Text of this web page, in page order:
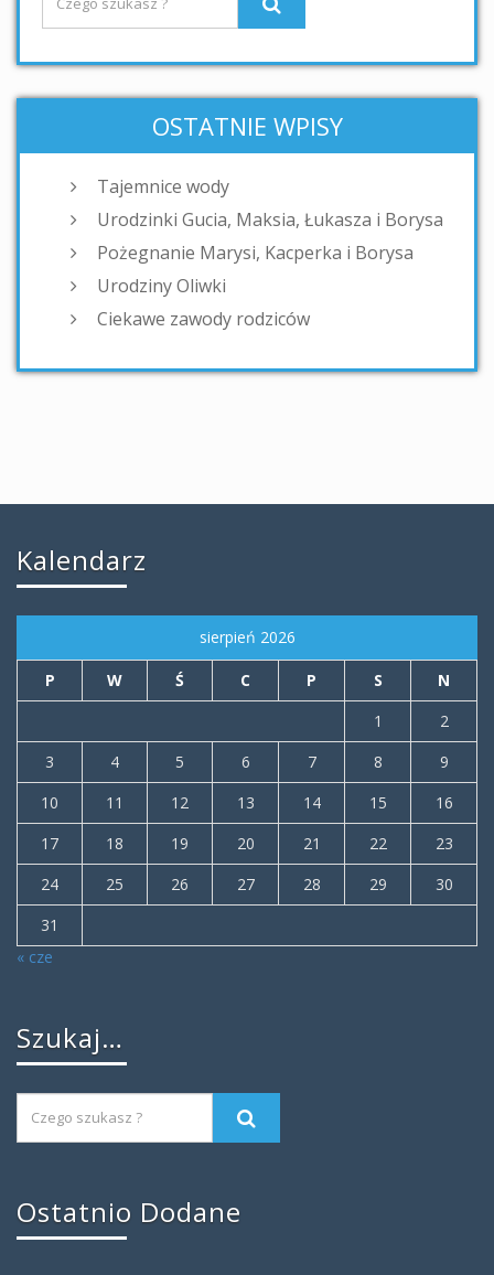
OSTATNIE WPISY
Tajemnice wody
Urodzinki Gucia, Maksia, Łukasza i Borysa
Pożegnanie Marysi, Kacperka i Borysa
Urodziny Oliwki
Ciekawe zawody rodziców
Kalendarz
sierpień 2026
P W Ś C P S
N
1
2
3
4 5 6 7 8
9
10
11 12 13 14 15
16
17
18 19 20 21 22
23
24
25 26 27 28 29
30
31
« cze
Szukaj…
Ostatnio Dodane